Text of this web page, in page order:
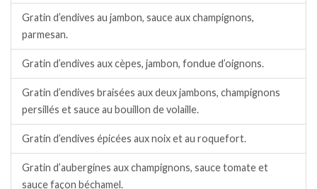
Gratin d’endives au jambon, sauce aux champignons,
parmesan.
Gratin d’endives aux cèpes, jambon, fondue d’oignons.
Gratin d’endives braisées aux deux jambons, champignons
persillés et sauce au bouillon de volaille.
Gratin d’endives épicées aux noix et au roquefort.
Gratin d’aubergines aux champignons, sauce tomate et
sauce façon béchamel.